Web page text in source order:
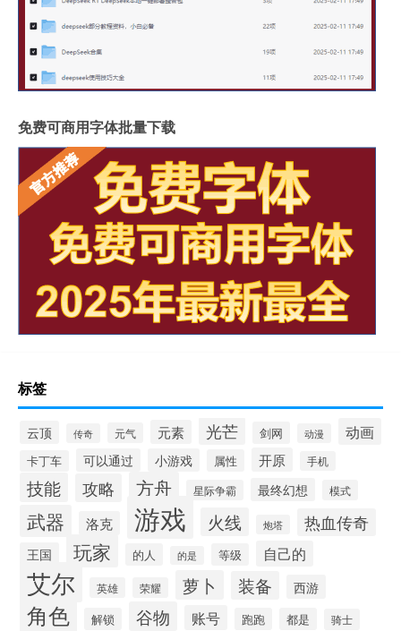
免费可商用字体批量下载
标签
云顶 传奇 元气 元素 光芒 剑网 动漫 动画
卡丁车 可以通过 小游戏 属性 开原 手机
技能 攻略 方舟 星际争霸 最终幻想 模式
武器 洛克 游戏 火线 炮塔 热血传奇
王国 玩家 的人 的是 等级 自己的
艾尔 英雄 荣耀 萝卜 装备 西游
角色 解锁 谷物 账号 跑跑 都是 骑士